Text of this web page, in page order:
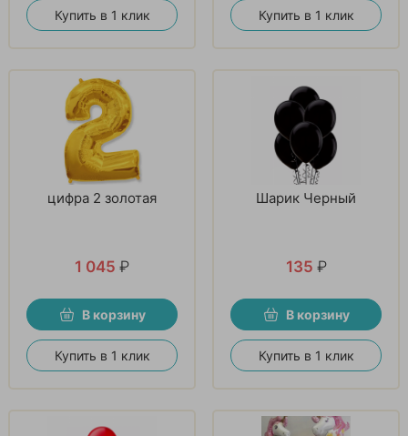
Купить в 1 клик Купить в 1 клик
цифра 2 золотая
1 045 ₽
В корзину
Купить в 1 клик
Шарик Черный
135 ₽
В корзину
Купить в 1 клик